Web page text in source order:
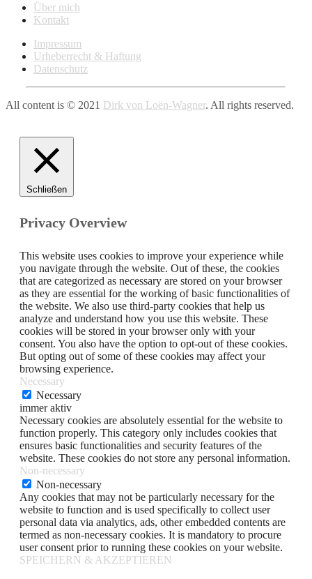
Über mich
Kontakt
Impressum
Urheberrecht & Haftung
Datenschutz
All content is © 2021 Dirk von Loën-Wagner. All rights reserved.
Schließen
Privacy Overview
This website uses cookies to improve your experience while
you navigate through the website. Out of these, the cookies
that are categorized as necessary are stored on your browser
as they are essential for the working of basic functionalities of
the website. We also use third-party cookies that help us
analyze and understand how you use this website. These
cookies will be stored in your browser only with your
consent. You also have the option to opt-out of these cookies.
But opting out of some of these cookies may affect your
browsing experience.
Necessary
Necessary
immer aktiv
Necessary cookies are absolutely essential for the website to
function properly. This category only includes cookies that
ensures basic functionalities and security features of the
website. These cookies do not store any personal information.
Non-necessary
Non-necessary
Any cookies that may not be particularly necessary for the
website to function and is used specifically to collect user
personal data via analytics, ads, other embedded contents are
termed as non-necessary cookies. It is mandatory to procure
user consent prior to running these cookies on your website.
SPEICHERN & AKZEPTIEREN